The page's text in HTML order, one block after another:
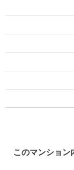
このマンション